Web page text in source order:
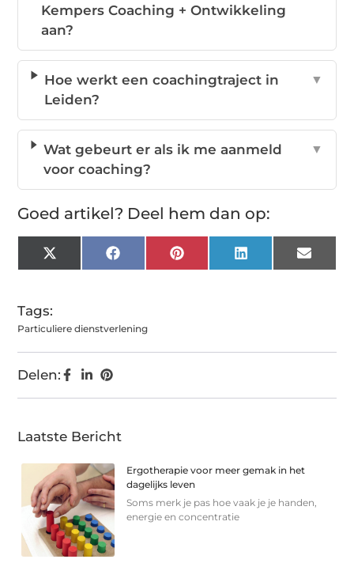
Kempers Coaching + Ontwikkeling
aan?
Hoe werkt een coachingtraject in
Leiden?
▼
Wat gebeurt er als ik me aanmeld
voor coaching?
▼
Goed artikel? Deel hem dan op:
X
(Twitter)
FacebookPinterest LinkedIn Email
Tags:
Particuliere dienstverlening
Delen:
Laatste Bericht
Ergotherapie voor meer gemak in het
dagelijks leven
Soms merk je pas hoe vaak je je handen,
energie en concentratie